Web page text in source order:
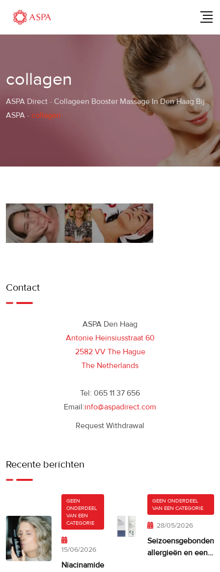
content
collagen
ASPA Direct - Collageen Booster Massage In Den Haag Bij
ASPA - collagen
Contact
ASPA Den Haag
Antonie Heinsiusstraat 60
2582 VV The Hague
The Netherlands
Tel: 065 11 37 656
Email:info@aspadirect.com
Request Withdrawal
Recente berichten
GEEN
ONDERDEEL
VAN EEN
CATEGORIE
15/06/2026
Niacinamide
GEEN ONDERDEEL
VAN EEN CATEGORIE
28/05/2026
Seizoensgebonden
allergieën en een